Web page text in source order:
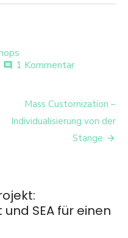
comment 1 Kommentarzu
und
für
einen
Mass Customization –
Individualisierung von der
Stange
SEA für einen